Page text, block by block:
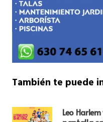
También te puede
Leo